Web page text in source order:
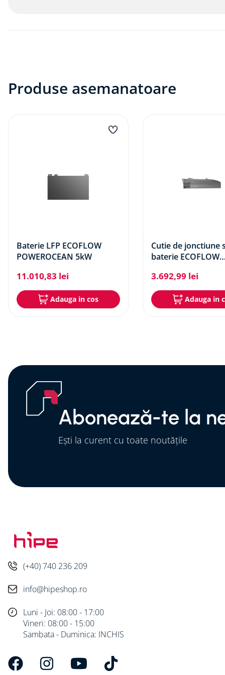
Produse asemanatoare
Baterie LFP ECOFLOW
POWEROCEAN 5kW
11.010,83 lei
Adauga in cos
Cutie de jonctiune
baterie ECOFLOW
3.692,99 lei
Adauga in
Abonează-te la
Ești la curent cu toate noutățile
(+40) 740 236 209
info@hipeshop.ro
Luni - Joi: 08:00 - 17:00
Vineri: 08:00 - 15:00
Sambata - Duminica: INCHIS